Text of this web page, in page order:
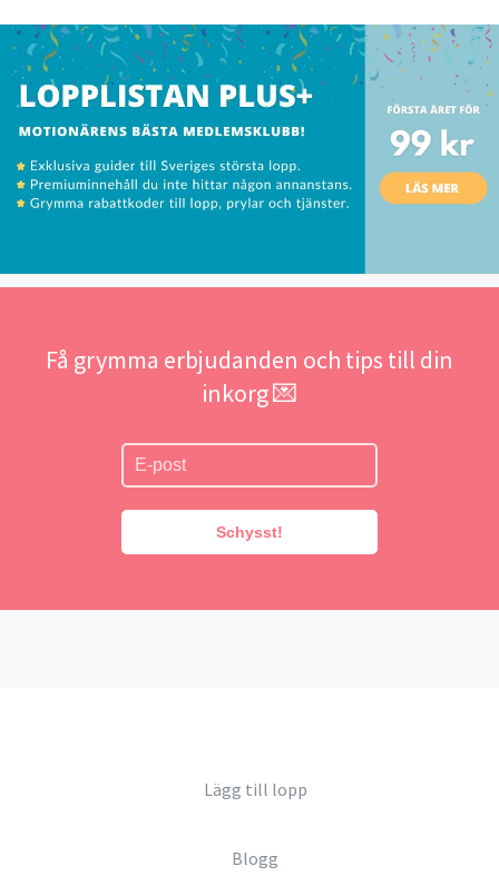
Få grymma erbjudanden och tips till din
inkorg 💌
Schysst!
Lägg till lopp
Blogg